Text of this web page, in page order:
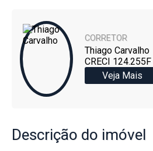
CORRETOR
Thiago Carvalho
CRECI 124.255F
Veja Mais
Descrição do imóvel